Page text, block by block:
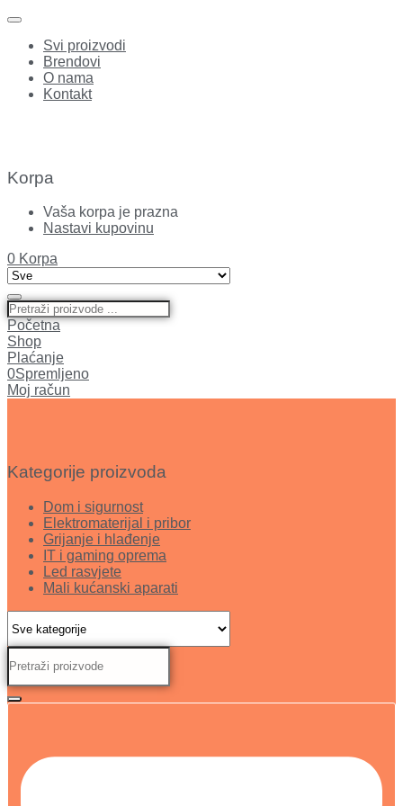
Svi proizvodi
Brendovi
O nama
Kontakt
Korpa
Vaša korpa je prazna
Nastavi kupovinu
0 Korpa
Početna
Shop
Plaćanje
0Spremljeno
Moj račun
Kategorije proizvoda
Dom i sigurnost
Elektromaterijal i pribor
Grijanje i hlađenje
IT i gaming oprema
Led rasvjete
Mali kućanski aparati